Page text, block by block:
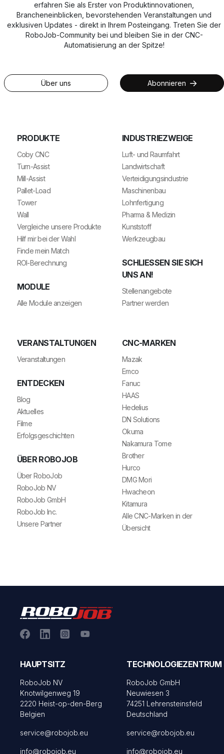
erfahren Sie als Erster von Produktinnovationen,
Brancheneinblicken, bevorstehenden Veranstaltungen und
exklusiven Updates - direkt in Ihrem Posteingang. Treten Sie der
RoboJob-Community bei und bleiben Sie in der CNC-
Automatisierung an der Spitze!
Über uns Abonnieren
PRODUKTE
Coby CNC
Turn-Assist
Mill-Assist
Pallet-Load
Tower
Wall
Vergleiche unsere Produkte
Hilf mir bei der Wahl
Finde mein Match
ROI-Berechnung
MODULE
Alle Module anzeigen
INDUSTRIEZWEIGE
Luft- und Raumfahrt
Landwirtschaft
Verteidigungsindustrie
Maschinenbau
Lohnfertigung
Pharma & Medizin
Kunststoff
Werkzeugbau
SCHLIESSEN SIE SICH U
NS AN!
Stellenangebote
Partner werden
VERANSTALTUNGEN
Veranstaltungen
ENTDECKEN
Blog
Aktuelles
Filme
Erfolgsgeschichten
ÜBER ROBOJOB
Über RoboJob
RoboJob NV
RoboJob GmbH
RoboJob Inc.
Unsere Partner
CNC-MARKEN
Mazak
Emco
Fanuc
HAAS
Hedelius
DN Solutions
Okuma
Nakamura Tome
Brother
Hurco
DMG Mori
Hwacheon
Kitamura
Alle CNC-Marken in der
Übersicht
HAUPTSITZ
RoboJob NV
Knotwilgenweg 19
2220 Heist-op-den-Berg
Belgien
service@robojob.eu
info@robojob.eu
TECHNOLOGIEZENTRUM
RoboJob GmbH
Neuwiesen 3
74251 Lehrensteinsfeld
Deutschland
service@robojob.eu
info@robojob.eu